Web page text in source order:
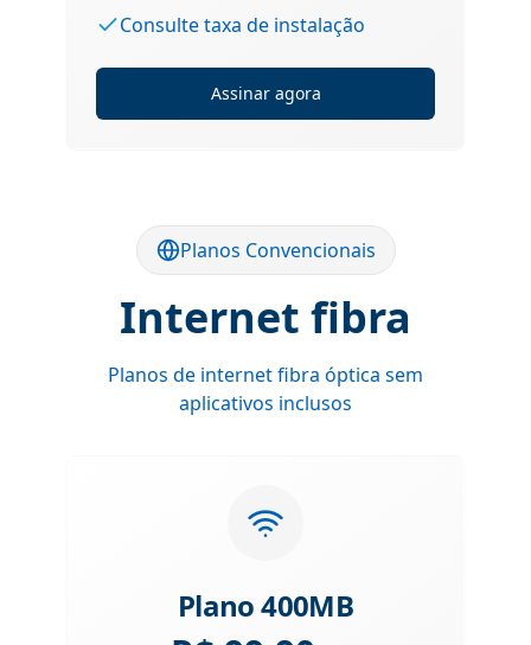
Consulte taxa de instalação
Assinar agora
Planos Convencionais
Internet fibra
Planos de internet fibra óptica sem
aplicativos inclusos
Plano 400MB